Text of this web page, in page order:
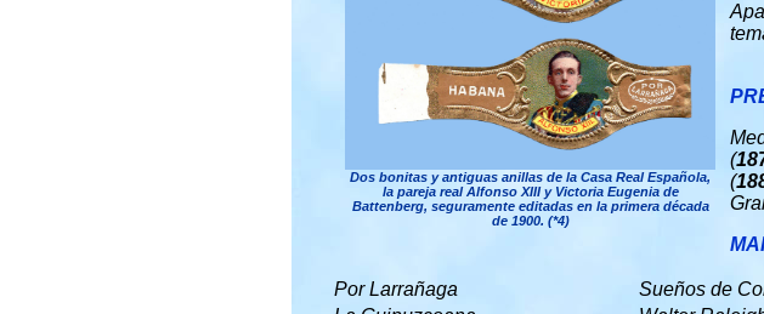
Dos bonitas y antiguas anillas de la Casa Real Española,
la pareja real Alfonso XIII y Victoria Eugenia de
Battenberg, seguramente editadas en la primera década
de 1900. (*4)
(
(
Por Larrañaga Sueños de